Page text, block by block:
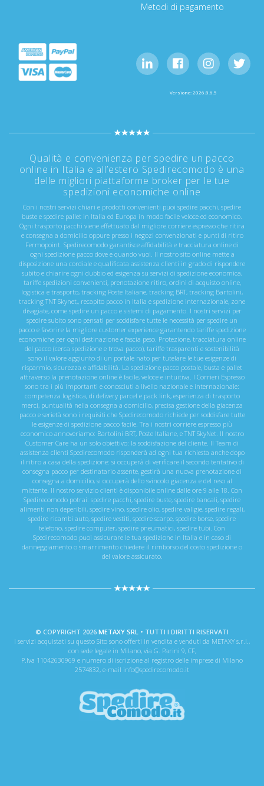
Metodi di pagamento
Versione: 2026.8.6.5
Qualità e convenienza per spedire un pacco
online in Italia e all’estero Spedirecomodo è una
delle migliori piattaforme broker per le tue
spedizioni economiche online
Con i nostri servizi chiari e prodotti convenienti puoi spedire pacchi, spedire
buste e spedire pallet in Italia ed Europa in modo facile veloce ed economico.
Ogni trasporto pacchi viene effettuato dal migliore corriere espresso che ritira
e consegna a domicilio oppure presso i negozi convenzionati e punti di ritiro
Fermopoint. Spedirecomodo garantisce affidabilità e tracciatura online di
ogni spedizione pacco dove e quando vuoi. Il nostro sito online mette a
disposizione una cordiale e qualificata assistenza clienti in grado di rispondere
subito e chiarire ogni dubbio ed esigenza su servizi di spedizione economica,
tariffe spedizioni convenienti, prenotazione ritiro, ordini di acquisto online,
logistica e trasporto, tracking Poste Italiane, tracking BRT, tracking Bartolini,
tracking TNT Skynet,, recapito pacco in Italia e spedizione internazionale, zone
disagiate, come spedire un pacco e sistemi di pagamento. I nostri servizi per
spedire subito sono pensati per soddisfare tutte le necessità per spedire un
pacco e favorire la migliore customer experience garantendo tariffe spedizione
economiche per ogni destinazione e fascia peso. Protezione, tracciatura online
del pacco (cerca spedizione e trova pacco), tariffe trasparenti e sostenibilità
sono il valore aggiunto di un portale nato per tutelare le tue esigenze di
risparmio, sicurezza e affidabilità. La spedizione pacco postale, busta e pallet
attraverso la prenotazione online è facile, veloce e intuitiva. I Corrieri Espresso
sono tra i più importanti e conosciuti a livello nazionale e internazionale:
competenza logistica, di delivery parcel e pack link, esperienza di trasporto
merci, puntualità nella consegna a domicilio, precisa gestione della giacenza
pacco e serietà sono i requisiti che Spedirecomodo richiede per soddisfare tutte
le esigenze di spedizione pacco facile. Tra i nostri corriere espresso più
economico annoveriamo: Bartolini BRT, Poste Italiane, e TNT SkyNet. Il nostro
Customer Care ha un solo obiettivo: la soddisfazione del cliente. Il Team di
assistenza clienti Spedirecomodo risponderà ad ogni tua richiesta anche dopo
il ritiro a casa della spedizione: si occuperà di verificare il secondo tentativo di
consegna pacco per destinatario assente, gestirà una nuova prenotazione di
consegna a domicilio, si occuperà dello svincolo giacenza e del reso al
mittente. Il nostro servizio clienti è disponibile online dalle ore 9 alle 18. Con
Spedirecomodo potrai: spedire pacchi, spedire buste, spedire bancali, spedire
alimenti non deperibili, spedire vino, spedire olio, spedire valigie, spedire regali,
spedire ricambi auto, spedire vestiti, spedire scarpe, spedire borse, spedire
telefono, spedire computer, spedire pneumatici, spedire tubi. Con
Spedirecomodo puoi assicurare le tua spedizione in Italia e in caso di
danneggiamento o smarrimento chiedere il rimborso del costo spedizione o
del valore assicurato.
© COPYRIGHT 2026 METAXY SRL • TUTTI I DIRITTI RISERVATI
I servizi acquistati su questo Sito sono offerti in vendita e venduti da METAXY s.r.l.,
con sede legale in Milano, via G. Parini 9, CF,
P.Iva 11042630969 e numero di iscrizione al registro delle imprese di Milano
2574832, e-mail info@spedirecomodo.it